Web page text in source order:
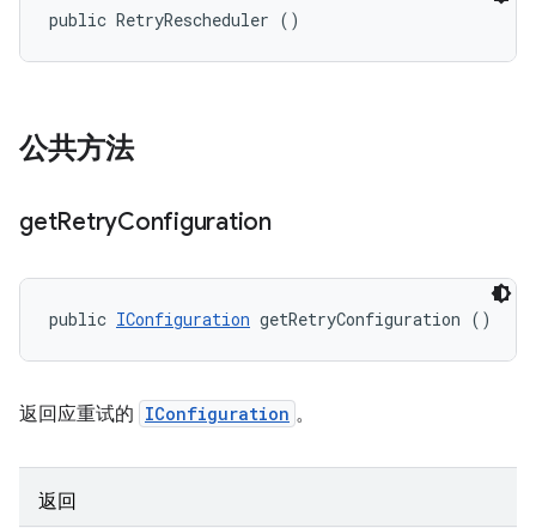
public RetryRescheduler ()
公共方法
getRetryConfiguration
public IConfiguration getRetryConfiguration ()
返回应重试的 IConfiguration 。
返回